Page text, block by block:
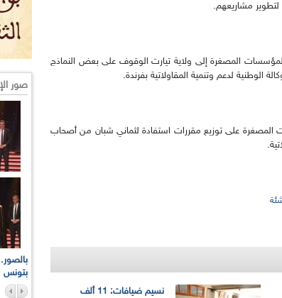
مشاريعهم.
المصغرة إلى ولاية تيارت الوقوف على بعض النماذج
لدعم وتنمية المقاولاتية بفرندة.
المصغرة على توزيع مقررات استفادة لثماني شبان من أصحاب
نسيم ضيافات: 11 ألف
صور
بتونس
17 أكتوبر 1961